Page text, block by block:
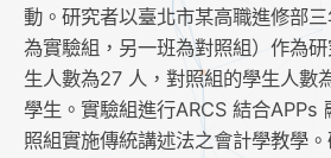
動。研究者以臺北市某高職進修部
為實驗組，另一班為對照組）作為
生人數為27 人，對照組的學生人數
學生。實驗組進行ARCS 結合APPs
照組實施傳統講述法之會計學教學